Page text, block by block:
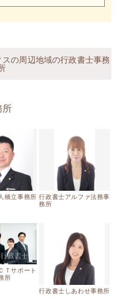
の周辺地域の行政書士事務
所
橋立事務所 行政書士アルファ法務事
務所
Ｔサポート
所
行政書士しあわせ事務所